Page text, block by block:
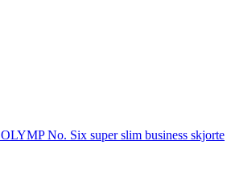
OLYMP No. Six super slim business skjorte